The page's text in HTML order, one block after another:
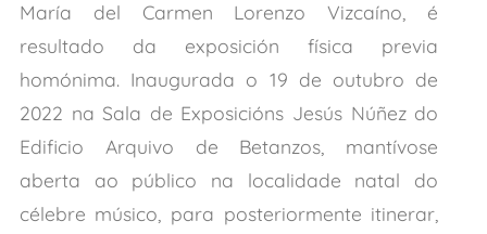
María del Carmen Lorenzo Vizcaíno, é
resultado da exposición física previa
homónima. Inaugurada o 19 de outubro de
2022 na Sala de Exposicións Jesús Núñez do
Edificio Arquivo de Betanzos, mantívose
aberta ao público na localidade natal do
célebre músico, para posteriormente itinerar,